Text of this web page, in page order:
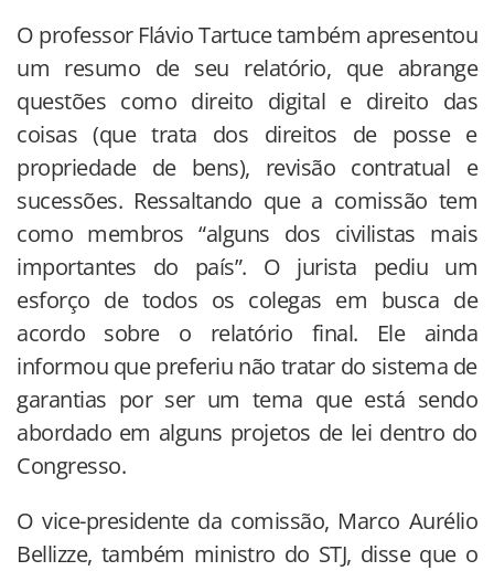
O professor Flávio Tartuce também apresentou
um resumo de seu relatório, que abrange
questões como direito digital e direito das
coisas (que trata dos direitos de posse e
propriedade de bens), revisão contratual e
sucessões. Ressaltando que a comissão tem
como membros “alguns dos civilistas mais
importantes do país”. O jurista pediu um
esforço de todos os colegas em busca de
acordo sobre o relatório final. Ele ainda
informou que preferiu não tratar do sistema de
garantias por ser um tema que está sendo
abordado em alguns projetos de lei dentro do
Congresso.
O vice-presidente da comissão, Marco Aurélio
Bellizze, também ministro do STJ, disse que o